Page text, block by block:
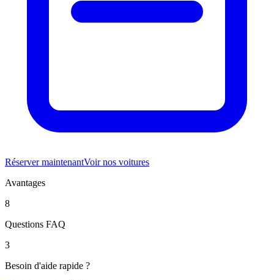
Réserver maintenantVoir nos voitures
Avantages
8
Questions FAQ
3
Besoin d'aide rapide ?